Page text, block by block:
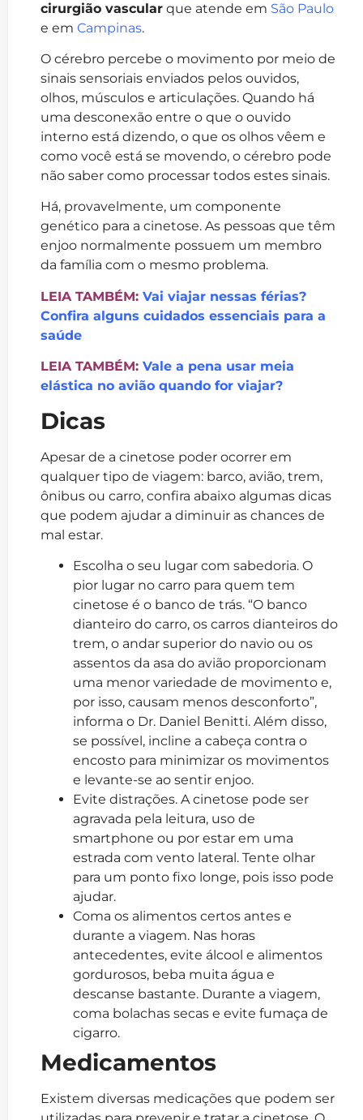
cirurgião vascular que atende em São Paulo
e em Campinas.
O cérebro percebe o movimento por meio de
sinais sensoriais enviados pelos ouvidos,
olhos, músculos e articulações. Quando há
uma desconexão entre o que o ouvido
interno está dizendo, o que os olhos vêem e
como você está se movendo, o cérebro pode
não saber como processar todos estes sinais.
Há, provavelmente, um componente
genético para a cinetose. As pessoas que têm
enjoo normalmente possuem um membro
da família com o mesmo problema.
LEIA TAMBÉM: Vai viajar nessas férias?
Confira alguns cuidados essenciais para a
saúde
LEIA TAMBÉM: Vale a pena usar meia
elástica no avião quando for viajar?
Dicas
Apesar de a cinetose poder ocorrer em
qualquer tipo de viagem: barco, avião, trem,
ônibus ou carro, confira abaixo algumas dicas
que podem ajudar a diminuir as chances de
mal estar.
Escolha o seu lugar com sabedoria. O
pior lugar no carro para quem tem
cinetose é o banco de trás. “O banco
dianteiro do carro, os carros dianteiros do
trem, o andar superior do navio ou os
assentos da asa do avião proporcionam
uma menor variedade de movimento e,
por isso, causam menos desconforto”,
informa o Dr. Daniel Benitti. Além disso,
se possível, incline a cabeça contra o
encosto para minimizar os movimentos
e levante-se ao sentir enjoo.
Evite distrações. A cinetose pode ser
agravada pela leitura, uso de
smartphone ou por estar em uma
estrada com vento lateral. Tente olhar
para um ponto fixo longe, pois isso pode
ajudar.
Coma os alimentos certos antes e
durante a viagem. Nas horas
antecedentes, evite álcool e alimentos
gordurosos, beba muita água e
descanse bastante. Durante a viagem,
coma bolachas secas e evite fumaça de
cigarro.
Medicamentos
Existem diversas medicações que podem ser